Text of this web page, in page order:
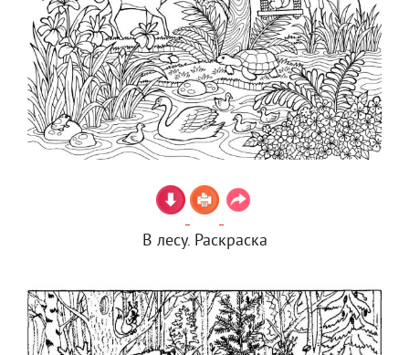
В лесу. Раскраска